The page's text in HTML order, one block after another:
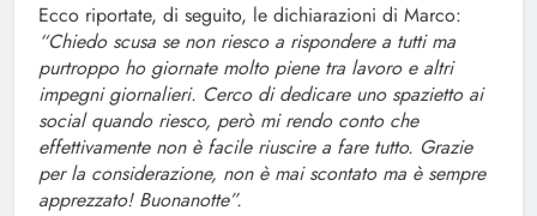
Ecco riportate, di seguito, le dichiarazioni di Marco:
“Chiedo scusa se non riesco a rispondere a tutti ma
purtroppo ho giornate molto piene tra lavoro e altri
impegni giornalieri. Cerco di dedicare uno spazietto ai
social quando riesco, però mi rendo conto che
effettivamente non è facile riuscire a fare tutto. Grazie
per la considerazione, non è mai scontato ma è sempre
apprezzato! Buonanotte”.